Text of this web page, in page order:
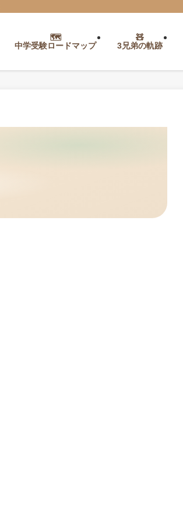
中学受験ロードマップ 3兄弟の軌跡